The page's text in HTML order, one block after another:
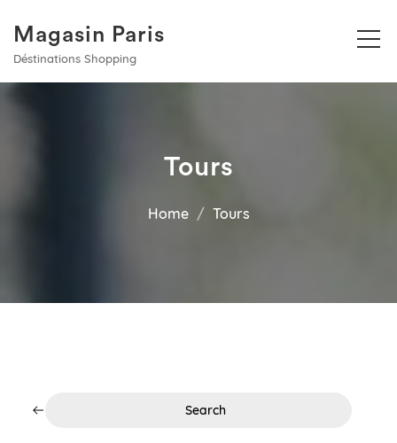
Magasin Paris
Déstinations Shopping
Tours
Home Tours
Search